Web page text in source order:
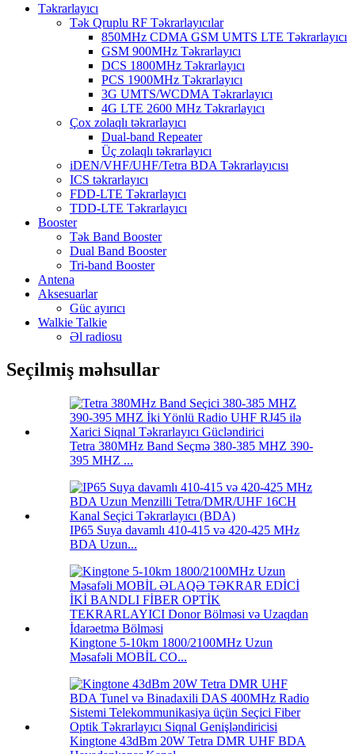
Təkrarlayıcı
Tək Qruplu RF Təkrarlayıcılar
850MHz CDMA GSM UMTS LTE Təkrarlayıcı
GSM 900MHz Təkrarlayıcı
DCS 1800MHz Təkrarlayıcı
PCS 1900MHz Təkrarlayıcı
3G UMTS/WCDMA Təkrarlayıcı
4G LTE 2600 MHz Təkrarlayıcı
Çox zolaqlı təkrarlayıcı
Dual-band Repeater
Üç zolaqlı təkrarlayıcı
iDEN/VHF/UHF/Tetra BDA Təkrarlayıcısı
ICS təkrarlayıcı
FDD-LTE Təkrarlayıcı
TDD-LTE Təkrarlayıcı
Booster
Tək Band Booster
Dual Band Booster
Tri-band Booster
Antena
Aksesuarlar
Güc ayırıcı
Walkie Talkie
Əl radiosu
Seçilmiş məhsullar
Tetra 380MHz Band Seçmə 380-385 MHZ 390-
395 MHZ ...
IP65 Suya davamlı 410-415 və 420-425 MHz
BDA Uzun...
Kingtone 5-10km 1800/2100MHz Uzun
Məsafəli MOBİL CO...
Kingtone 43dBm 20W Tetra DMR UHF BDA